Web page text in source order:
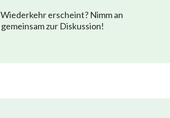
erscheint? Nimm an
zur Diskussion!